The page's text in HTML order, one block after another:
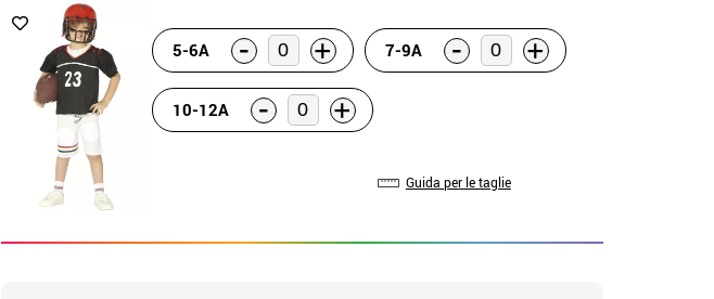
5-6A - + 7-9A - +
10-12A - +
Guida per le taglie